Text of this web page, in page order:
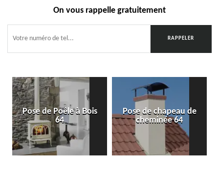
On vous rappelle gratuitement
Pose de Poêle à Bois
64
Pose de chapeau de
cheminée 64